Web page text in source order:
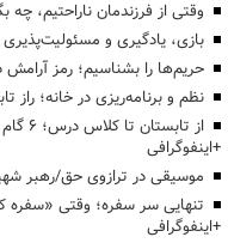
وقتی از فرزندمان ناراحتیم، چه
بازی، یادگیری و
حریم‌ها را بشناسیم؛ رمز
نظم و برنامه‌ریزی در خانه؛ راز
از
+اینفوگرافی
موسیقی در ترازوی حق/رهبر
تنهایی سر سفره؛ وقتی
+اینفوگرافی